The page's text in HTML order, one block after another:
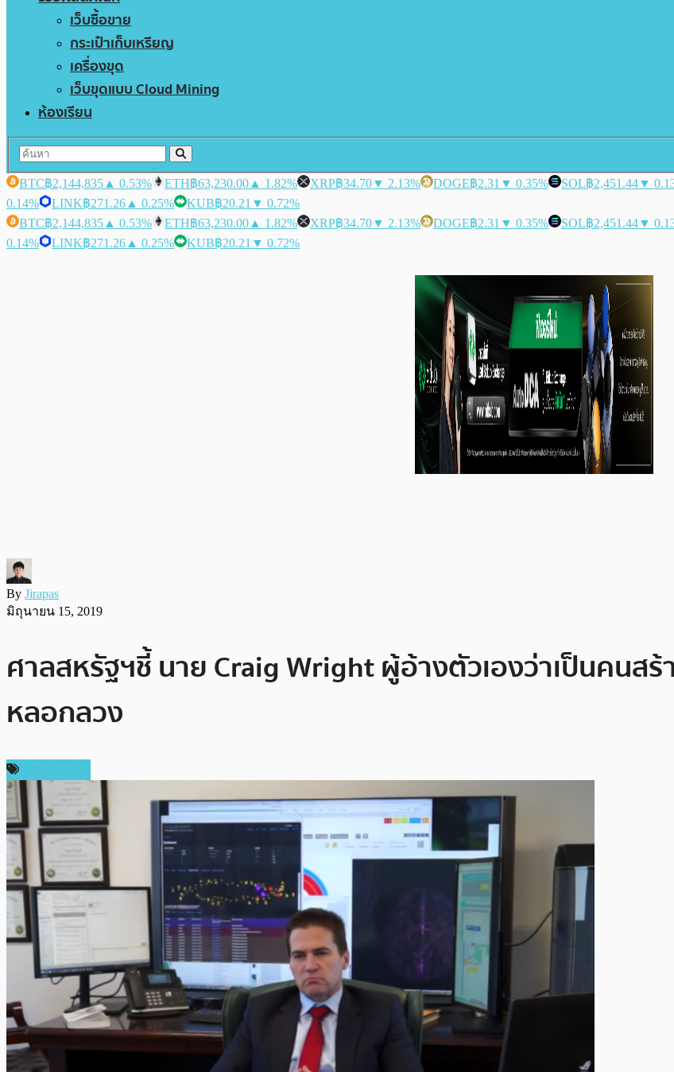
เว็บซื้อขาย
กระเป๋าเก็บเหรียญ
เครื่องขุด
เว็บขุดแบบ Cloud Mining
ห้องเรียน
BTC฿2,144,835 ▲ 0.53% ETH฿63,230.00 ▲ 1.82% XRP฿34.70▼ 2.13% DOGE฿2.31 ▼ 0.35% SOL฿2,451.44▼
0.14%
LINK฿271.26 ▲ 0.25% KUB฿20.21 ▼ 0.72%
BTC฿2,144,835 ▲ 0.53% ETH฿63,230.00 ▲ 1.82% XRP฿34.70▼ 2.13% DOGE฿2.31 ▼ 0.35% SOL฿2,451.44▼
0.14%
LINK฿271.26 ▲ 0.25% KUB฿20.21 ▼ 0.72%
By Jirapas
มิถุนายน 15, 2019
ศาลสหรัฐฯชี้ นาย Craig Wright ผู้อ้างตัวเองว่าเป็นคนส
หลอกลวง